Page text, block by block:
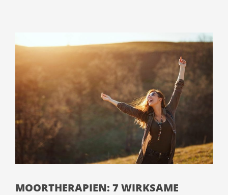
MOORTHERAPIEN: 7 WIRKSAME